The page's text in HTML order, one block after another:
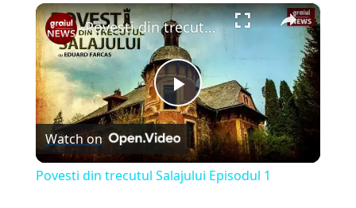
Play Unmute Fullscreen ×
Play
Video
Povesti din trecutul Salajului Episodul 1
Watch on
Povesti din trecutul Salajului Episodul 1